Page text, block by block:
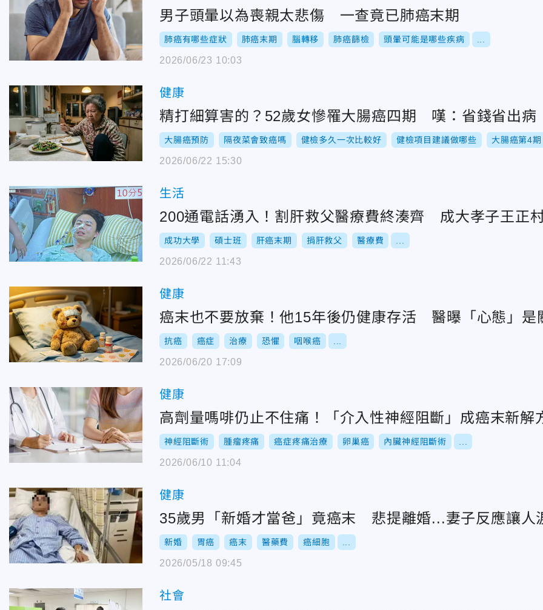
男子頭暈以為喪親太悲傷 一查竟已肺癌末期
肺癌有哪些症狀 肺癌末期 腦轉移 肺癌篩檢 頭暈可能是哪些疾病
2026/06/23 10:03
健康
精打細算害的？52歲女慘罹大腸癌四期 嘆：省錢省出病
大腸癌預防 隔夜菜會致癌嗎 健檢多久一次比較好 健檢項目建議做哪些 大腸癌第4期
2026/06/22 15:30
生活
200通電話湧入！割肝救父醫療費終湊齊 成大孝子王正
成功大學 碩士班 肝癌末期 捐肝救父 醫療費
2026/06/22 11:43
健康
癌末也不要放棄！他15年後仍健康存活 醫曝「心態」是
抗癌 癌症 治療 恐懼 咽喉癌
2026/06/20 17:09
健康
高劑量嗎啡仍止不住痛！「介入性神經阻斷」成癌末新解
神經阻斷術 腫瘤疼痛 癌症疼痛治療 卵巢癌 內臟神經阻斷術
2026/06/10 11:04
健康
35歲男「新婚才當爸」竟癌末 悲提離婚...妻子反應讓人
新婚 胃癌 癌末 醫藥費 癌細胞
2026/05/18 09:45
社會